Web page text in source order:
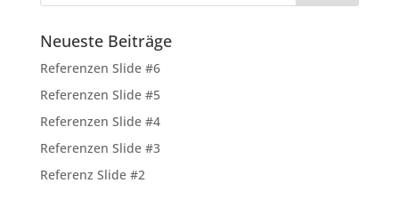
Neueste Beiträge
Referenzen Slide #6
Referenzen Slide #5
Referenzen Slide #4
Referenzen Slide #3
Referenz Slide #2